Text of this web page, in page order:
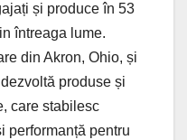
și produce în 53
întreaga lume.
din Akron, Ohio, și
produse și
care stabilesc
performanță pentru